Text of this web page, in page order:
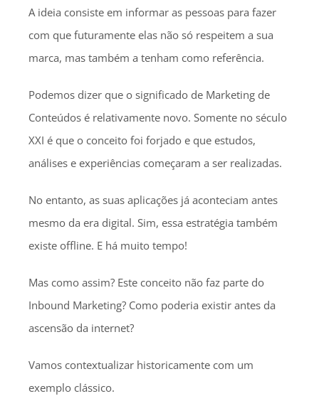
A ideia consiste em informar as pessoas para fazer
com que futuramente elas não só respeitem a sua
marca, mas também a tenham como referência.
Podemos dizer que o significado de Marketing de
Conteúdos é relativamente novo. Somente no século
XXI é que o conceito foi forjado e que estudos,
análises e experiências começaram a ser realizadas.
No entanto, as suas aplicações já aconteciam antes
mesmo da era digital. Sim, essa estratégia também
existe offline. E há muito tempo!
Mas como assim? Este conceito não faz parte do
Inbound Marketing? Como poderia existir antes da
ascensão da internet?
Vamos contextualizar historicamente com um
exemplo clássico.